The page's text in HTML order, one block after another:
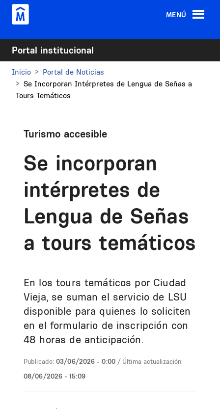
Pasar al contenido principal
MENÚ
Portal institucional
Inicio
Portal de Noticias
Se Incorporan Intérpretes de Lengua de Señas a
Tours Temáticos
Turismo accesible
Se incorporan
intérpretes de
Lengua de Señas
a tours temáticos
En los tours temáticos por Ciudad
Vieja, se suman el servicio de LSU
disponible para quienes lo soliciten
en el formulario de inscripción con
48 horas de anticipación.
Publicado: 03/06/2026 - 0:00 / Última actualización:
08/06/2026 - 15:09